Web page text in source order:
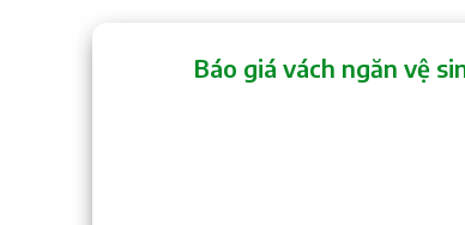
Báo giá vách ngăn vệ